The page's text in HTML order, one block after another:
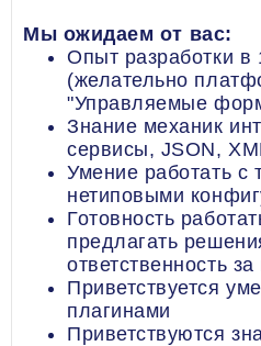
Мы ожидаем от вас:
Опыт разработки в
(желательно
"Управляемые
Знание механик
сервисы, JSON,
Умение работать с
нетиповыми
Готовность
предлагать
ответственность
Приветствуется
плагинами
Приветствуются